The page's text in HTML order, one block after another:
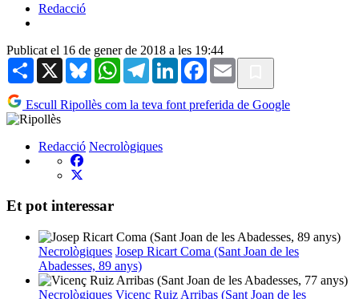
Redacció
Publicat el 16 de gener de 2018 a les 19:44
Share X BlueskyWhatsAppTelegramLinkedInFacebook
Email
Escull Ripollès com la teva font preferida de Google
Redacció Necrològiques
Et pot interessar
Necrològiques Josep Ricart Coma (Sant Joan de les
Abadesses, 89 anys)
Necrològiques Vicenç Ruiz Arribas (Sant Joan de les